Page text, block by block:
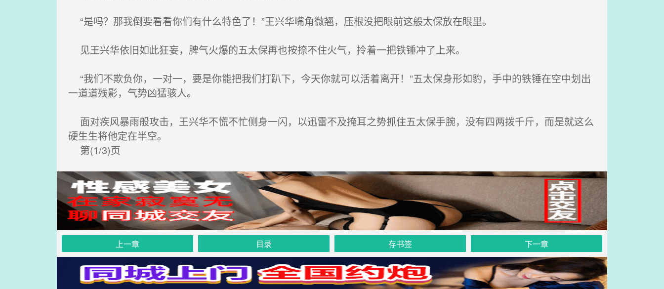
“是吗？那我倒要看看你们有什么特色了！”王兴华嘴角微翘，压根没把眼前这般太保放在眼里。
见王兴华依旧如此狂妄，脾气火爆的五太保再也按捺不住火气，拎着一把铁锤冲了上来。
“我们不欺负你，一对一，要是你能把我们打趴下，今天你就可以活着离开！”五太保身形如豹，手中的铁锤在空中划出
一道道残影，气势凶猛骇人。
面对疾风暴雨般攻击，王兴华不慌不忙侧身一闪，以迅雷不及掩耳之势抓住五太保手腕，没有四两拨千斤，而是就这么
硬生生将他定在半空。
第(1/3)页
上一章 目录 存书签 下一章